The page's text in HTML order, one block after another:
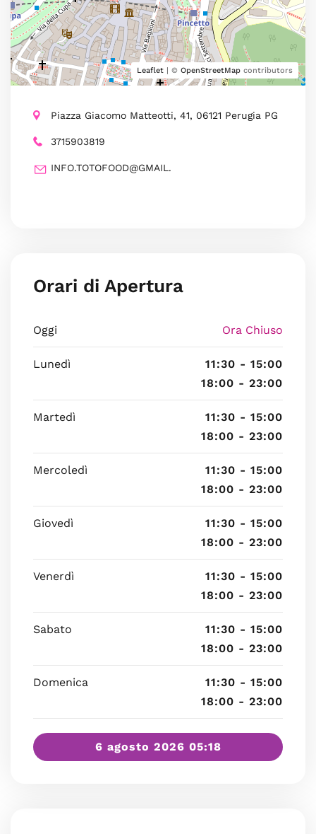
Leaflet | © OpenStreetMap contributors
Piazza Giacomo Matteotti, 41, 06121 Perugia PG
3715903819
INFO.TOTOFOOD@GMAIL.
Orari di Apertura
Oggi Ora Chiuso
Lunedì
11:30 - 15:00
18:00 - 23:00
Martedì
11:30 - 15:00
18:00 - 23:00
Mercoledì
11:30 - 15:00
18:00 - 23:00
Giovedì
11:30 - 15:00
18:00 - 23:00
Venerdì
11:30 - 15:00
18:00 - 23:00
Sabato
11:30 - 15:00
18:00 - 23:00
Domenica
11:30 - 15:00
18:00 - 23:00
6 agosto 2026 05:18